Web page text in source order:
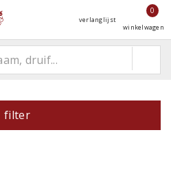
verlanglijst
0
winkelwagen
filter